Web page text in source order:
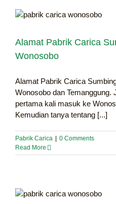
Alamat Pabrik Carica
Wonosobo
Alamat Pabrik Carica
Wonosobo dan Temanggung.
pertama kali masuk ke
Kemudian tanya tentang [...]
Pabrik Carica
0 Comments
Read More